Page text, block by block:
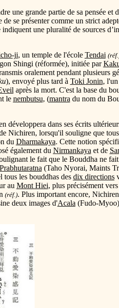
une grande partie de sa pensée et
se présenter comme un strict
une pluralité de sources
ji, un temple de l'école Tendai
Shingi (réformée), initiée par
oralement pendant plusieurs
), envoyé plus tard à Toki Jonin,
après la mort. C'est la base du
le nembutsu, (mantra du nom du
développera dans ses écrits
Nichiren, lorsqu'il souligne que
du Dharmakaya. Cette notion
également du Nirmankaya et de
le fait que le Bouddha ne
Prabhutaratna (Taho Nyorai, Maints
tous les bouddhas des dix directions
au Mont Hiei, plus précisément
(réf.). Plus important encore,
deux images d'Acala (Fudo-